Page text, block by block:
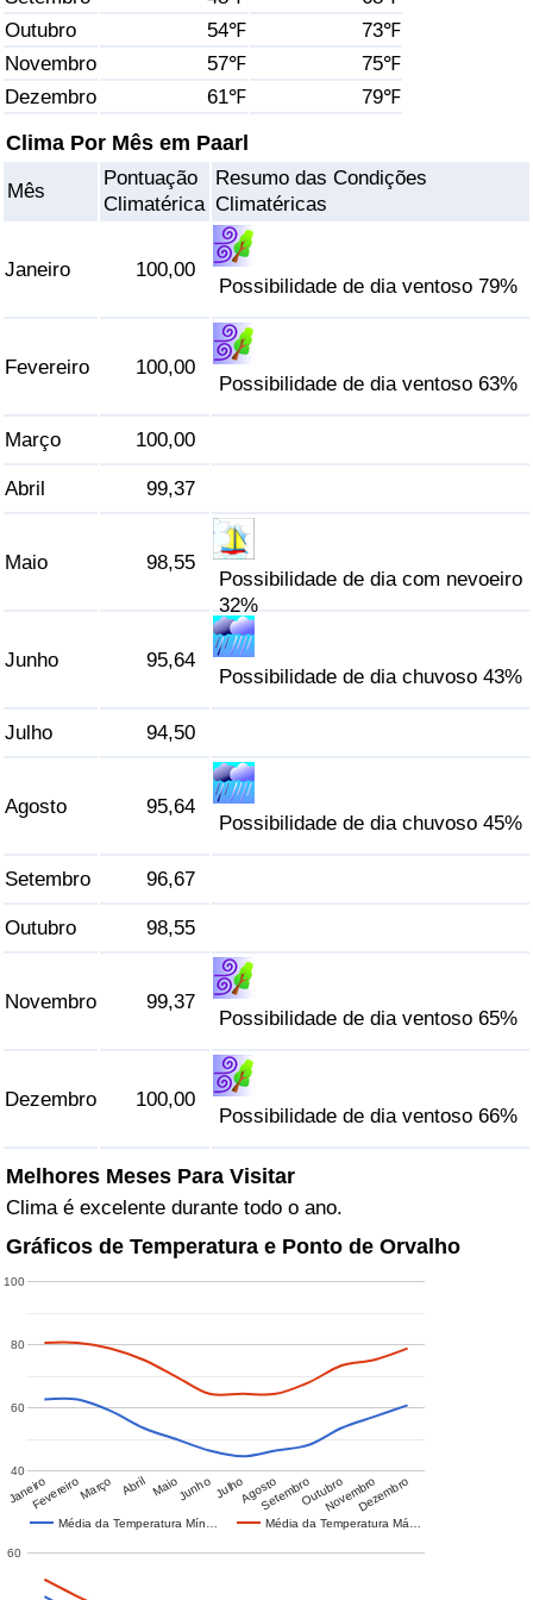
Outubro
54℉
73℉
Novembro
57℉
75℉
Dezembro
61℉ 79℉
Clima Por Mês em Paarl
Mês
Pontuação
Climatérica
Resumo das Condições
Climatéricas
Janeiro 100,00
Possibilidade de dia ventoso 79%
Fevereiro 100,00
Possibilidade de dia ventoso 63%
Março 100,00
Abril 99,37
Maio 98,55
Possibilidade de dia com nevoeiro
32%
Junho 95,64
Possibilidade de dia chuvoso 43%
Julho 94,50
Agosto 95,64
Possibilidade de dia chuvoso 45%
Setembro 96,67
Outubro 98,55
Novembro 99,37
Possibilidade de dia ventoso 65%
Dezembro 100,00
Possibilidade de dia ventoso 66%
Melhores Meses Para Visitar
Clima é excelente durante todo o ano.
Gráficos de Temperatura e Ponto de Orvalho
Média da Temperatura Mín… Média da Temperatura Má…
JaneiroFevereiroMarço Abril MaioJunho JulhoAgostoSetembroOutubroNovembroDezembro
40
60
80
100
60
Saúde
Indicador de Saúde (Atual)
Indicador de Saúde por País
Indicador de Poluição (Atual)
Indicador de Trânsito (Atual)